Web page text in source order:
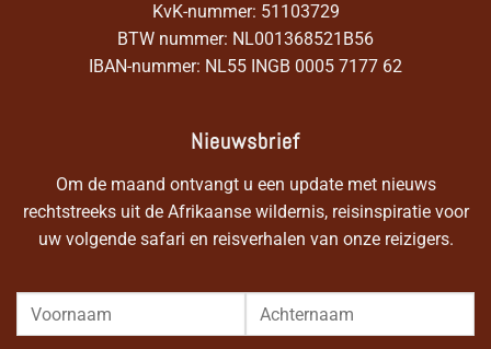
KvK-nummer: 51103729
BTW nummer: NL001368521B56
IBAN-nummer: NL55 INGB 0005 7177 62
Nieuwsbrief
Om de maand ontvangt u een update met nieuws
rechtstreeks uit de Afrikaanse wildernis, reisinspiratie voor
uw volgende safari en reisverhalen van onze reizigers.